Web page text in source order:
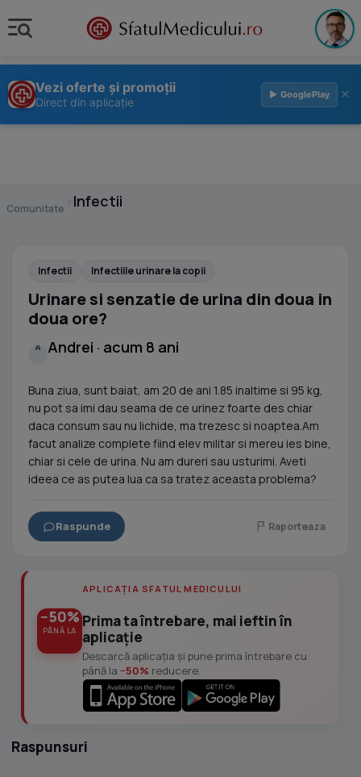
Vezi oferte și promoții
Direct din aplicație
▶ GooglePlay ×
Comunitate Infectii
Infectii Infectiile urinare la copii
Urinare si senzatie de urina din doua in
doua ore?
A Andrei · acum 8 ani
Buna ziua, sunt baiat, am 20 de ani 1.85 inaltime si 95 kg,
nu pot sa imi dau seama de ce urinez foarte des chiar
daca consum sau nu lichide, ma trezesc si noaptea.Am
facut analize complete fiind elev militar si mereu ies bine,
chiar si cele de urina. Nu am dureri sau usturimi. Aveti
ideea ce as putea lua ca sa tratez aceasta problema?
Raspunde Raporteaza
−50%
PÂNĂ LA
APLICAȚIA SFATUL MEDICULUI
Prima ta întrebare, mai ieftin în
aplicație
Descarcă aplicația și pune prima întrebare cu
până la −50% reducere.
Raspunsuri